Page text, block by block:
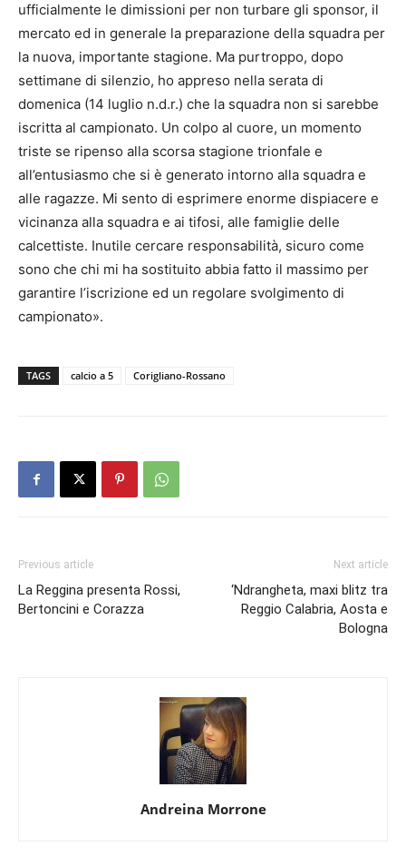
ufficialmente le dimissioni per non turbare gli sponsor, il
mercato ed in generale la preparazione della squadra per
la nuova, importante stagione. Ma purtroppo, dopo
settimane di silenzio, ho appreso nella serata di
domenica (14 luglio n.d.r.) che la squadra non si sarebbe
iscritta al campionato. Un colpo al cuore, un momento
triste se ripenso alla scorsa stagione trionfale e
all’entusiasmo che si è generato intorno alla squadra e
alle ragazze. Mi sento di esprimere enorme dispiacere e
vicinanza alla squadra e ai tifosi, alle famiglie delle
calcettiste. Inutile cercare responsabilità, sicuro come
sono che chi mi ha sostituito abbia fatto il massimo per
garantire l’iscrizione ed un regolare svolgimento di
campionato».
TAGS calcio a 5 Corigliano-Rossano
Previous article
La Reggina presenta Rossi,
Bertoncini e Corazza
Next article
‘Ndrangheta, maxi blitz tra
Reggio Calabria, Aosta e
Bologna
Andreina Morrone